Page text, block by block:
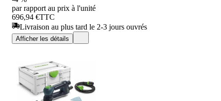
par rapport au prix à l'unité
696,94 €TTC
Livraison au plus tard le 2-3 jours ouvrés
Afficher les détails